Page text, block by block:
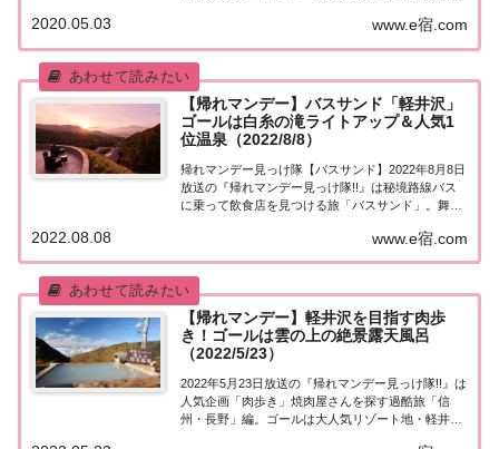
情報をまとめました！村の飲食店を全て見つける旅
www.e宿.com
2020.05.03
【帰れマンデー】バスサンド「軽井沢」
ゴールは白糸の滝ライトアップ＆人気1
位温泉（2022/8/8）
帰れマンデー見っけ隊【バスサンド】2022年8月8日
放送の『帰れマンデー見っけ隊!!』は秘境路線バス
に乗って飲食店を見つける旅「バスサンド」。舞台
TRF・SAM＆おいでやすこが！果たして飲食店は見
つかるのか？ゴールの白糸の滝ライトアップ...
www.e宿.com
2022.08.08
【帰れマンデー】軽井沢を目指す肉歩
き！ゴールは雲の上の絶景露天風呂
（2022/5/23）
2022年5月23日放送の『帰れマンデー見っけ隊!!』は
人気企画「肉歩き」焼肉屋さんを探す過酷旅「信
州・長野」編。ゴールは大人気リゾート地・軽井